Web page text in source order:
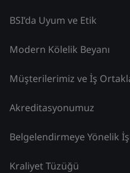
BSI’da Uyum ve Etik
Modern Kölelik Beyanı
Müşterilerimiz ve İş
Akreditasyonumuz
Belgelendirmeye Yönelik
Kraliyet Tüzüğü